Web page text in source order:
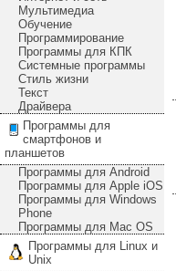
Мультимедиа
Обучение
Программирование
Программы для КПК
Системные программы
Стиль жизни
Текст
Драйвера
Программы для
смартфонов и
планшетов
Программы для Android
Программы для Apple iOS
Программы для Windows
Phone
Программы для Mac OS
Программы для Linux и
Unix